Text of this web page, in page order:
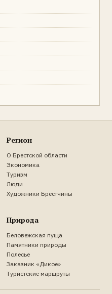
Регион
О Брестской области
Экономика
Туризм
Люди
Художники Брестчины
Природа
Беловежская пуща
Памятники природы
Полесье
Заказник «Дикое»
Туристские маршруты